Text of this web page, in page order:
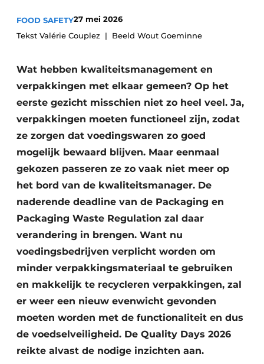
Privacy / Cookie statement
Vacature aanmelden
Video’s
FOOD SAFETY27 mei 2026
Tekst Valérie Couplez | Beeld Wout Goeminne
Wat hebben kwaliteitsmanagement en
verpakkingen met elkaar gemeen? Op het
eerste gezicht misschien niet zo heel veel. Ja,
verpakkingen moeten functioneel zijn, zodat
ze zorgen dat voedingswaren zo goed
mogelijk bewaard blijven. Maar eenmaal
gekozen passeren ze zo vaak niet meer op
het bord van de kwaliteitsmanager. De
naderende deadline van de Packaging en
Packaging Waste Regulation zal daar
verandering in brengen. Want nu
voedingsbedrijven verplicht worden om
minder verpakkingsmateriaal te gebruiken
en makkelijk te recycleren verpakkingen, zal
er weer een nieuw evenwicht gevonden
moeten worden met de functionaliteit en dus
de voedselveiligheid. De Quality Days 2026
reikte alvast de nodige inzichten aan.